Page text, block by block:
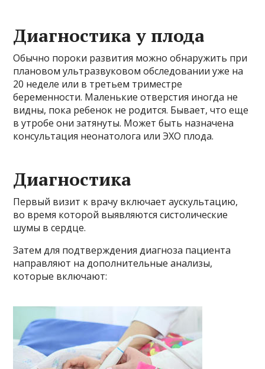
Диагностика у плода
Обычно пороки развития можно обнаружить при
плановом ультразвуковом обследовании уже на
20 неделе или в третьем триместре
беременности. Маленькие отверстия иногда не
видны, пока ребенок не родится. Бывает, что еще
в утробе они затянуты. Может быть назначена
консультация неонатолога или ЭХО плода.
Диагностика
Первый визит к врачу включает аускультацию,
во время которой выявляются систолические
шумы в сердце.
Затем для подтверждения диагноза пациента
направляют на дополнительные анализы,
которые включают: